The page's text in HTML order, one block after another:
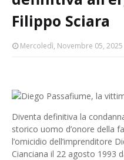
Filippo Sciara
Mercoledì, Novembre 05, 2025
Diventa definitiva la
storico uomo d’onore della
l’omicidio dell’imprenditore
Cianciana il 22 agosto 1993